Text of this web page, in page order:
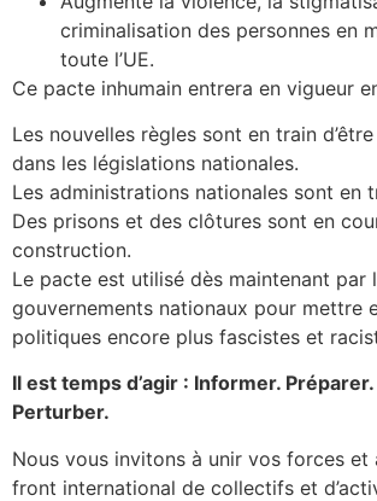
criminalisation des personnes en
toute l’UE.
Ce pacte inhumain entrera en vigueur
Les nouvelles règles sont en train
dans les législations nationales.
Les administrations nationales sont en
Des prisons et des clôtures sont en
construction.
Le pacte est utilisé dès maintenant par
gouvernements nationaux pour mettre
politiques encore plus fascistes et
Il est temps d’agir : Informer.
Perturber.
Nous vous invitons à unir vos forces et
front international de collectifs et